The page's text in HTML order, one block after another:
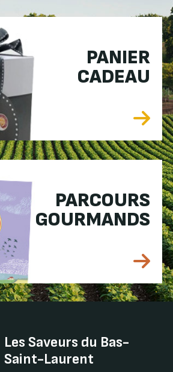
PANIER
CADEAU
PARCOURS
GOURMANDS
Les Saveurs du Bas-
Saint-Laurent